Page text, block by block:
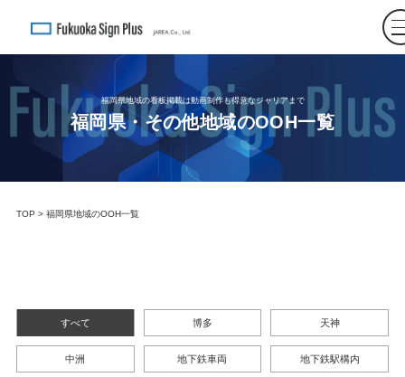
福岡県地域の看板掲載は動画制作も得意なジャリアまで
福岡県・その他地域のOOH一覧
TOP > 福岡県地域のOOH一覧
すべて 博多 天神
中洲 地下鉄車両 地下鉄駅構内